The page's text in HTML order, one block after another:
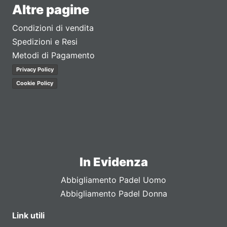
Altre pagine
Condizioni di vendita
Spedizioni e Resi
Metodi di Pagamento
Privacy Policy
Cookie Policy
In Evidenza
Abbigliamento Padel Uomo
Abbigliamento Padel Donna
Link utili